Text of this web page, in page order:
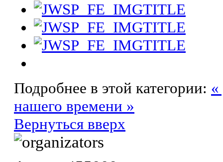
Подробнее в этой категории:
нашего времени »
Вернуться вверх